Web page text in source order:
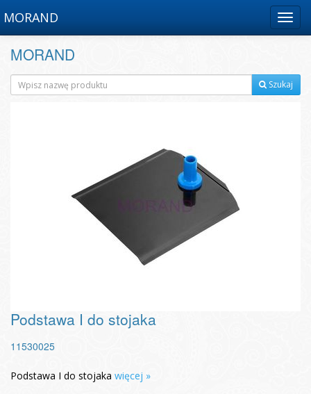
Menu
MORAND
MORAND
Szukaj
Podstawa I do stojaka
11530025
Podstawa I do stojaka więcej »